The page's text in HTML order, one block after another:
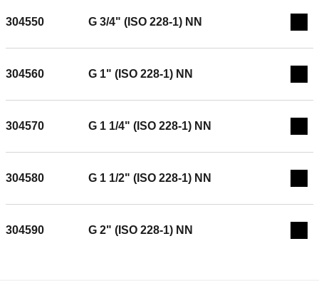
304550 G 3/4" (ISO 228-1) NN
304560 G 1" (ISO 228-1) NN
304570 G 1 1/4" (ISO 228-1) NN
304580 G 1 1/2" (ISO 228-1) NN
304590 G 2" (ISO 228-1) NN